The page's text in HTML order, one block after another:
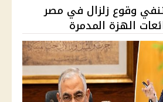
وقوع زلزال في مصر
الهزة المدمرة